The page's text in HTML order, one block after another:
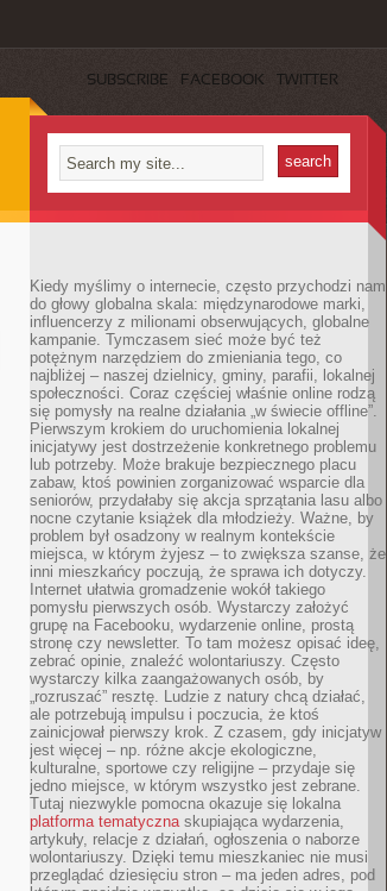
SUBSCRIBE FACEBOOK TWITTER
Kiedy myślimy o internecie, często przychodzi nam
do głowy globalna skala: międzynarodowe marki,
influencerzy z milionami obserwujących, globalne
kampanie. Tymczasem sieć może być też
potężnym narzędziem do zmieniania tego, co
najbliżej – naszej dzielnicy, gminy, parafii, lokalnej
społeczności. Coraz częściej właśnie online rodzą
się pomysły na realne działania „w świecie offline”.
Pierwszym krokiem do uruchomienia lokalnej
inicjatywy jest dostrzeżenie konkretnego problemu
lub potrzeby. Może brakuje bezpiecznego placu
zabaw, ktoś powinien zorganizować wsparcie dla
seniorów, przydałaby się akcja sprzątania lasu albo
nocne czytanie książek dla młodzieży. Ważne, by
problem był osadzony w realnym kontekście
miejsca, w którym żyjesz – to zwiększa szanse, że
inni mieszkańcy poczują, że sprawa ich dotyczy.
Internet ułatwia gromadzenie wokół takiego
pomysłu pierwszych osób. Wystarczy założyć
grupę na Facebooku, wydarzenie online, prostą
stronę czy newsletter. To tam możesz opisać ideę,
zebrać opinie, znaleźć wolontariuszy. Często
wystarczy kilka zaangażowanych osób, by
„rozruszać” resztę. Ludzie z natury chcą działać,
ale potrzebują impulsu i poczucia, że ktoś
zainicjował pierwszy krok. Z czasem, gdy inicjatyw
jest więcej – np. różne akcje ekologiczne,
kulturalne, sportowe czy religijne – przydaje się
jedno miejsce, w którym wszystko jest zebrane.
Tutaj niezwykle pomocna okazuje się lokalna
platforma tematycznaskupiająca wydarzenia,
artykuły, relacje z działań, ogłoszenia o naborze
wolontariuszy. Dzięki temu mieszkaniec nie musi
przeglądać dziesięciu stron – ma jeden adres, pod